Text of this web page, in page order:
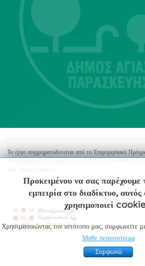
Λ. Μεσογείων 415-417
Αγία Παρασκευή
213 2004500
Το έργο συγχρηματοδοτείται από το Επιχειρησιακό
Προκειμένου να σας παρέχουμε
εμπειρία στο διαδίκτυο, αυτός
χρησιμοποιεί
Χρησιμοποιώντας τον ιστότοπο μας,
Μάθε περισσότερα
Συμφωνώ